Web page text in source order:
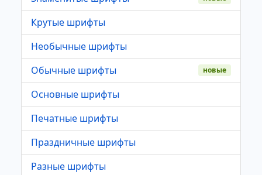
Крутые шрифты
Необычные шрифты
Обычные шрифты
новые
Основные шрифты
Печатные шрифты
Праздничные шрифты
Разные шрифты